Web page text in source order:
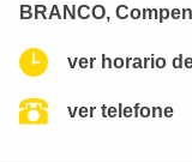
BRANCO,
ver horario
ver telefone